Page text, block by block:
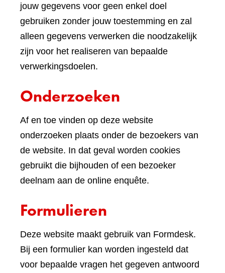
naar
een
andere
website)
jouw gegevens voor geen enkel doel
gebruiken zonder jouw toestemming en zal
alleen gegevens verwerken die noodzakelijk
zijn voor het realiseren van bepaalde
verwerkingsdoelen.
Onderzoeken
Af en toe vinden op deze website
onderzoeken plaats onder de bezoekers van
de website. In dat geval worden cookies
gebruikt die bijhouden of een bezoeker
deelnam aan de online enquête.
Formulieren
Deze website maakt gebruik van Formdesk.
Bij een formulier kan worden ingesteld dat
voor bepaalde vragen het gegeven antwoord